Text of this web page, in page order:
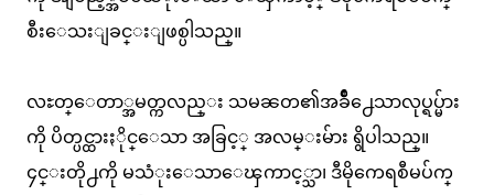
စီးေသးျခင္းျဖစ္ပါသည္။
လႊတ္ေတာ္အမတ္ကလည္း သမၼတ၏အခ်ိဳ႕ေသာလုပ္ရပ္မ်ား
ကို ပိတ္ပင္ထားႏိုင္ေသာ အခြင့္ အလမ္းမ်ား ရွိပါသည္။
၄င္းတို႕ကို မသံုးေသာေၾကာင့္သာ၊ ဒီမိုကေရစီမပ်က္